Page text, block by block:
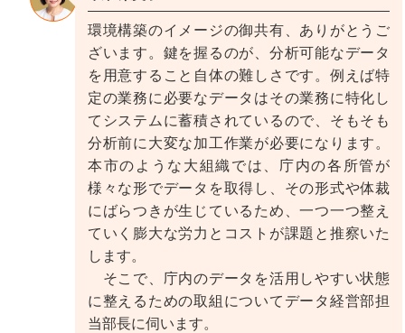
環境構築のイメージの御共有、ありがとうご
ざいます。鍵を握るのが、分析可能なデータ
を用意すること自体の難しさです。例えば特
定の業務に必要なデータはその業務に特化し
てシステムに蓄積されているので、そもそも
分析前に大変な加工作業が必要になります。
本市のような大組織では、庁内の各所管が
様々な形でデータを取得し、その形式や体裁
にばらつきが生じているため、一つ一つ整え
ていく膨大な労力とコストが課題と推察いた
します。
そこで、庁内のデータを活用しやすい状態
に整えるための取組についてデータ経営部担
当部長に伺います。